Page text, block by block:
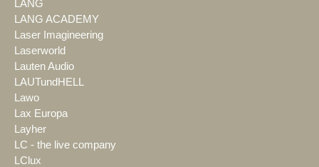
LANG
LANG ACADEMY
Laser Imagineering
Laserworld
Lauten Audio
LAUTundHELL
Lawo
Lax Europa
Layher
LC - the live company
LClux